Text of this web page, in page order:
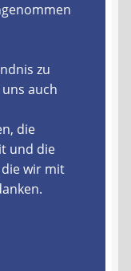
zu
auch
die
und die
wir mit